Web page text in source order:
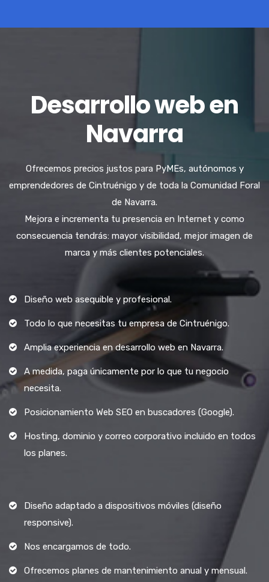
Desarrollo web en
Navarra
Ofrecemos precios justos para PyMEs, autónomos y
emprendedores de Cintruénigo y de toda la Comunidad Foral
de Navarra.
Mejora e incrementa tu presencia en Internet y como
consecuencia tendrás: mayor visibilidad, mejor imagen de
marca y más clientes potenciales.
Diseño web asequible y profesional.
Todo lo que necesitas tu empresa de Cintruénigo.
Amplia experiencia en desarrollo web en Navarra.
A medida, paga únicamente por lo que tu negocio
necesita.
Posicionamiento Web SEO en buscadores (Google).
Hosting, dominio y correo corporativo incluido en todos
los planes.
Diseño adaptado a dispositivos móviles (diseño
responsive).
Nos encargamos de todo.
Ofrecemos planes de mantenimiento anual y mensual.